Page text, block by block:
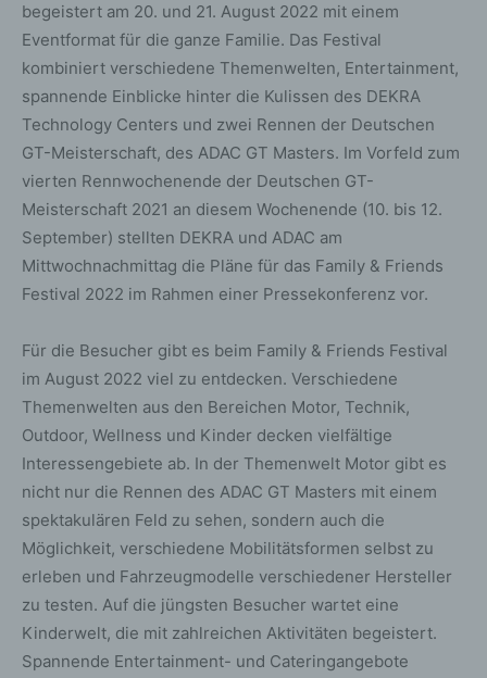
begeistert am 20. und 21. August 2022 mit einem
Eventformat für die ganze Familie. Das Festival
kombiniert verschiedene Themenwelten, Entertainment,
spannende Einblicke hinter die Kulissen des DEKRA
Technology Centers und zwei Rennen der Deutschen
GT-Meisterschaft, des ADAC GT Masters. Im Vorfeld zum
vierten Rennwochenende der Deutschen GT-
Meisterschaft 2021 an diesem Wochenende (10. bis 12.
September) stellten DEKRA und ADAC am
Mittwochnachmittag die Pläne für das Family & Friends
Festival 2022 im Rahmen einer Pressekonferenz vor.
Für die Besucher gibt es beim Family & Friends Festival
im August 2022 viel zu entdecken. Verschiedene
Themenwelten aus den Bereichen Motor, Technik,
Outdoor, Wellness und Kinder decken vielfältige
Interessengebiete ab. In der Themenwelt Motor gibt es
nicht nur die Rennen des ADAC GT Masters mit einem
spektakulären Feld zu sehen, sondern auch die
Möglichkeit, verschiedene Mobilitätsformen selbst zu
erleben und Fahrzeugmodelle verschiedener Hersteller
zu testen. Auf die jüngsten Besucher wartet eine
Kinderwelt, die mit zahlreichen Aktivitäten begeistert.
Spannende Entertainment- und Cateringangebote